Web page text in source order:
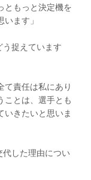
ともっと決定機を
ます」
捉えています
て責任は私にあり
ことは、選手とも
いきたいと思いま
した理由につい